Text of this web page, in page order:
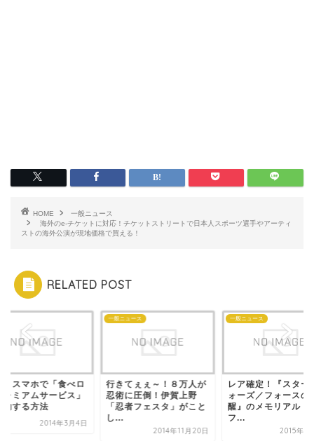
HOME
一般ニュース
海外のe-チケットに対応！チケットストリートで日本人スポーツ選手やアーティ
ストの海外公演が現地価格で買える！
RELATED POST
！スマホで「食べロ
レミアムサービス」
約する方法
2014年3月4日
一般ニュース
行きてぇぇ～！８万人が
忍術に圧倒！伊賀上野
「忍者フェスタ」がこと
し...
2014年11月20日
一般ニュース
レア確定！『スター
ォーズ／フォースの
醒』のメモリアル・
フ...
2015年11